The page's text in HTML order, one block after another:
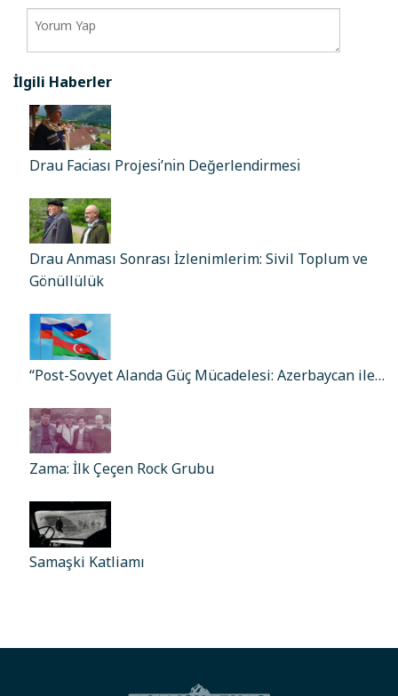
İlgili Haberler
Drau Facı̇ası Projesı̇’nı̇n Değerlendı̇rmesı̇
Drau Anması Sonrası İzlenimlerim: Sivil Toplum ve
Gönüllülük
“Post-Sovyet Alanda Güç Mücadelesi: Azerbaycan ile…
Zama: İlk Çeçen Rock Grubu
Samaşki Katliamı